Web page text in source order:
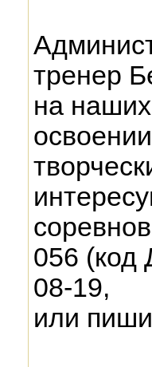
тренер
на
056 (код
08-19,
или